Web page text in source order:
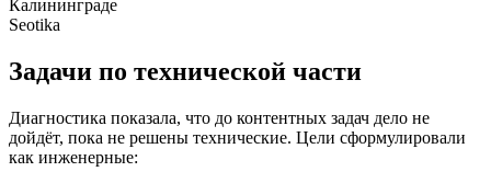
Seotika
Задачи по технической части
Диагностика показала, что до контентных задач дело не
дойдёт, пока не решены технические. Цели сформулировали
как инженерные: